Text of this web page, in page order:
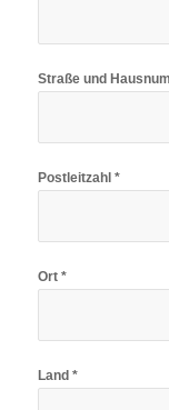
Straße und
Postleitzahl *
Ort *
Land *